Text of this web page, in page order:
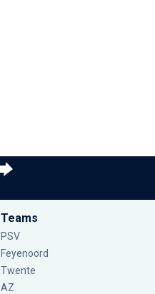
Teams
PSV
Feyenoord
Twente
AZ